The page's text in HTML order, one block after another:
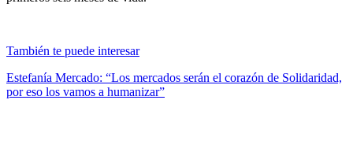
También te puede interesar
Estefanía Mercado: “Los mercados serán el corazón de Solidaridad,
por eso los vamos a humanizar”